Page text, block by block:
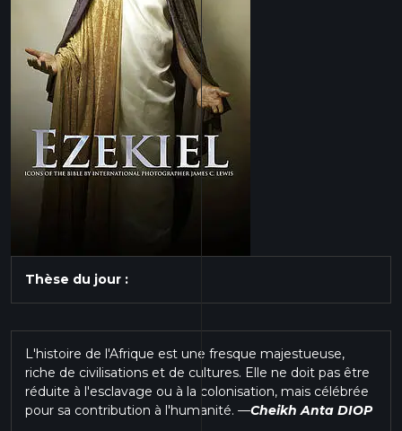
Thèse du jour :
L'histoire de l'Afrique est une fresque majestueuse,
riche de civilisations et de cultures. Elle ne doit pas être
réduite à l'esclavage ou à la colonisation, mais célébrée
pour sa contribution à l'humanité. —Cheikh Anta DIOP